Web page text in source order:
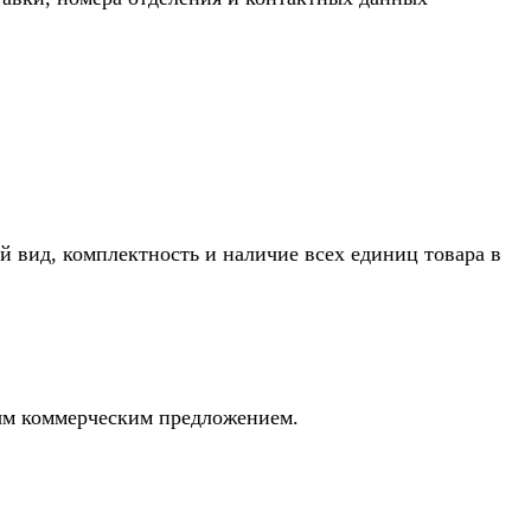
комплектность и наличие всех единиц товара в
коммерческим предложением.